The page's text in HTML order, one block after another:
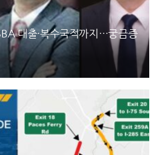
대출·복수국적까지…궁금증